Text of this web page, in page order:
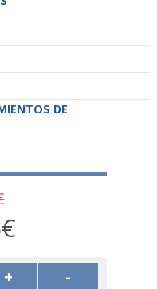
DE
+ -